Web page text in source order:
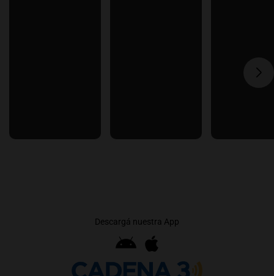
Descargá nuestra App